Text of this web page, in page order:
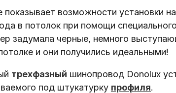
показывает возможности установки
в потолок при помощи
задумала черные, немного
и они получились идеальными!
трехфазный шинопровод Donolux
под штукатурку профиля.